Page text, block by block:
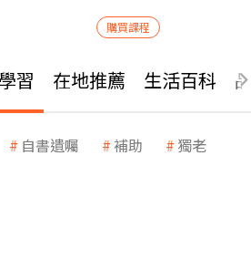
購買課程
習 在地推薦 生活百科
自書遺囑 補助 獨老